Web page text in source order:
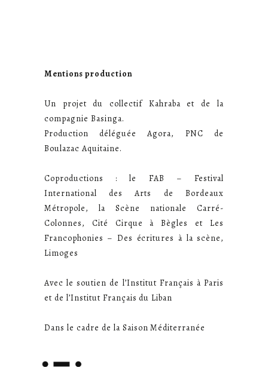
Mentions production
Un projet du collectif Kahraba et de la
compagnie Basinga.
Production déléguée Agora, PNC de
Boulazac Aquitaine.
Coproductions : le FAB – Festival
International des Arts de Bordeaux
Métropole, la Scène nationale Carré-
Colonnes, Cité Cirque à Bègles et Les
Francophonies – Des écritures à la scène,
Limoges
Avec le soutien de l’Institut Français à Paris
et de l’Institut Français du Liban
Dans le cadre de la Saison Méditerranée